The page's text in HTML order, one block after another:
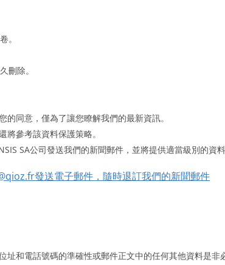
。
刪除。
同意，僅為了讓您瞭解我們的最新資訊。
參考該資料保護策略。
SA公司發送我們的新聞郵件，並將提供適當級別的資
發送電子郵件，隨時退訂我們的新聞郵件
和電話號碼的準確性或郵件正文中的任何其他資料是非